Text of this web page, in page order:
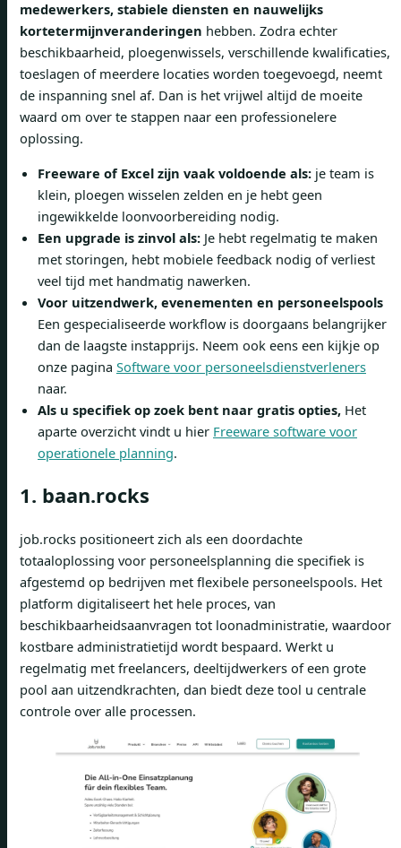
medewerkers, stabiele diensten en nauwelijks
kortetermijnveranderingen hebben. Zodra echter
beschikbaarheid, ploegenwissels, verschillende kwalificaties,
toeslagen of meerdere locaties worden toegevoegd, neemt
de inspanning snel af. Dan is het vrijwel altijd de moeite
waard om over te stappen naar een professionelere
oplossing.
Freeware of Excel zijn vaak voldoende als: je team is
klein, ploegen wisselen zelden en je hebt geen
ingewikkelde loonvoorbereiding nodig.
Een upgrade is zinvol als: Je hebt regelmatig te maken
met storingen, hebt mobiele feedback nodig of verliest
veel tijd met handmatig nawerken.
Voor uitzendwerk, evenementen en personeelspools
Een gespecialiseerde workflow is doorgaans belangrijker
dan de laagste instapprijs. Neem ook eens een kijkje op
onze pagina Software voor personeelsdienstverleners
naar.
Als u specifiek op zoek bent naar gratis opties, Het
aparte overzicht vindt u hier Freeware software voor
operationele planning.
1. baan.rocks
job.rocks positioneert zich als een doordachte
totaaloplossing voor personeelsplanning die specifiek is
afgestemd op bedrijven met flexibele personeelspools. Het
platform digitaliseert het hele proces, van
beschikbaarheidsaanvragen tot loonadministratie, waardoor
kostbare administratietijd wordt bespaard. Werkt u
regelmatig met freelancers, deeltijdwerkers of een grote
pool aan uitzendkrachten, dan biedt deze tool u centrale
controle over alle processen.